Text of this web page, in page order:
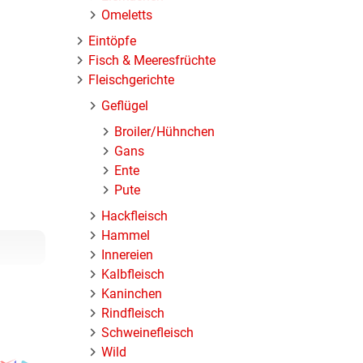
Omeletts
Eintöpfe
Fisch & Meeresfrüchte
Fleischgerichte
Geflügel
Broiler/Hühnchen
Gans
Ente
Pute
Hackfleisch
Hammel
Innereien
Kalbfleisch
Kaninchen
Rindfleisch
Schweinefleisch
Wild